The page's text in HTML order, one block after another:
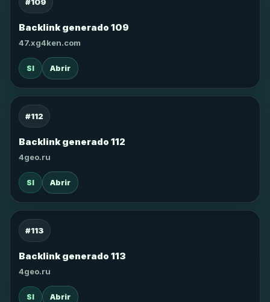
Backlink generado 109
47.xg4ken.com
SI Abrir
#112
Backlink generado 112
4geo.ru
SI Abrir
#113
Backlink generado 113
4geo.ru
SI Abrir